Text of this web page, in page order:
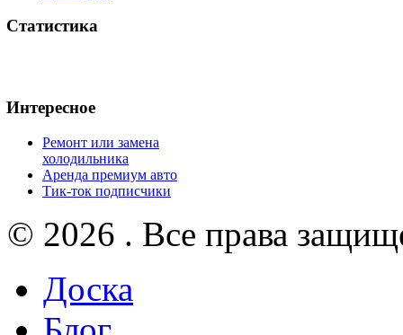
Статистика
Интересное
Ремонт или замена
холодильника
Аренда премиум авто
Тик-ток подписчики
© 2026 . Все права
Доска